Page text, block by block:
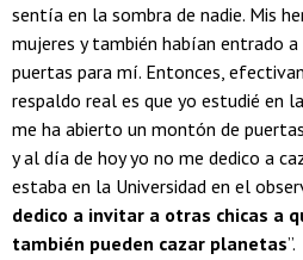
sentía en la sombra de nadie. Mis
mujeres y también habían entrado a
puertas para mí. Entonces,
respaldo real es que yo estudié en
me ha abierto un montón de
y al día de hoy yo no me dedico a
estaba en la Universidad en el
dedico a invitar a otras chicas a
también pueden cazar planetas”.